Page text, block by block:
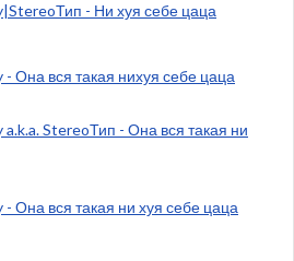
- Ни хуя себе цаца
Она вся такая нихуя себе цаца
StereoТип - Она вся такая ни
Она вся такая ни хуя себе цаца